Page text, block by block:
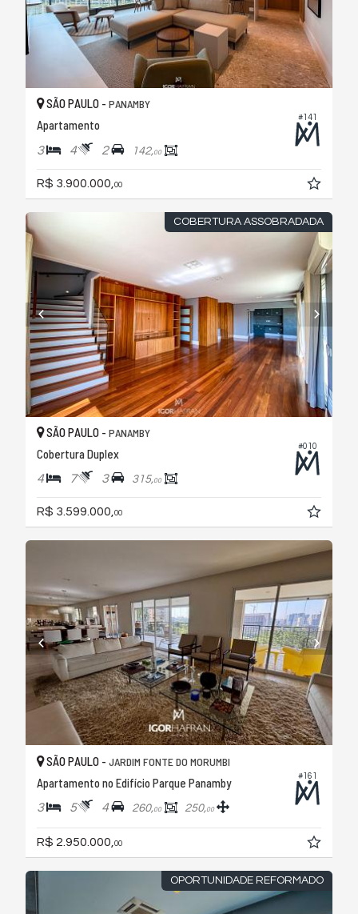
#141
SÃO PAULO - PANAMBY
Apartamento
3 4 2 142,00
R$ 3.900.000, 00
COBERTURA ASSOBRADADA
#010
SÃO PAULO - PANAMBY
Cobertura Duplex
4 7 3 315,00
R$ 3.599.000, 00
#161
SÃO PAULO - JARDIM FONTE DO MORUMBI
Apartamento no Edifício Parque Panamby
3 5 4 260,00 250,00
R$ 2.950.000, 00
OPORTUNIDADE REFORMADO